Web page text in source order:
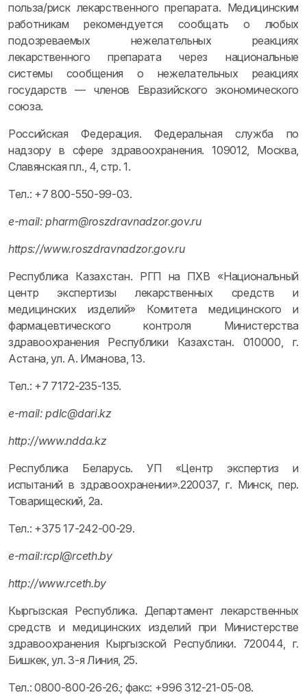
польза/риск лекарственного препарата. Медицинским
работникам рекомендуется сообщать о любых
подозреваемых нежелательных реакциях
лекарственного препарата через национальные
системы сообщения о нежелательных реакциях
государств — членов Евразийского экономического
союза.
Российская Федерация. Федеральная служба по
надзору в сфере здравоохранения. 109012, Москва,
Славянская пл., 4, стр. 1.
Тел.: +7 800-550-99-03.
e-mail: pharm@roszdravnadzor.gov.ru
https://www.roszdravnadzor.gov.ru
Республика Казахстан. РГП на ПХВ «Национальный
центр экспертизы лекарственных средств и
медицинских изделий» Комитета медицинского и
фармацевтического контроля Министерства
здравоохранения Республики Казахстан. 010000, г.
Астана, ул. А. Иманова, 13.
Тел.: +7 7172-235-135.
e-mail: pdlc@dari.kz
http://www.ndda.kz
Республика Беларусь. УП «Центр экспертиз и
испытаний в здравоохранении».220037, г. Минск, пер.
Товарищеский, 2а.
Тел.: +375 17-242-00-29.
e-mail:rcpl@rceth.by
http://www.rceth.by
Кыргызская Республика. Департамент лекарственных
средств и медицинских изделий при Министерстве
здравоохранения Кыргызской Республики. 720044, г.
Бишкек, ул. 3-я Линия, 25.
Тел.: 0800-800-26-26.; факс: +996 312-21-05-08.